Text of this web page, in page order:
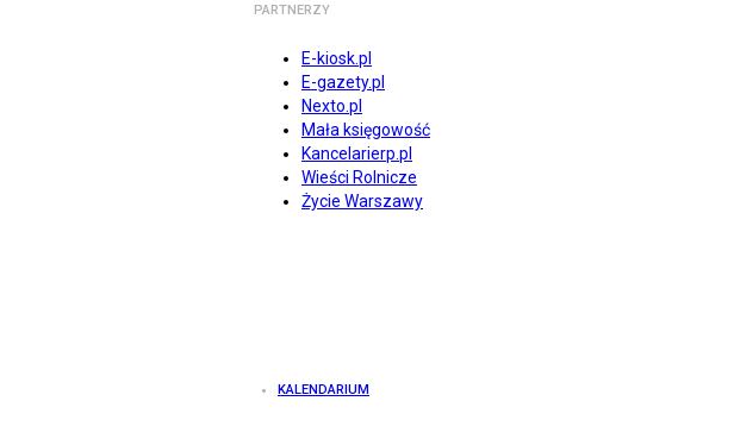
PARTNERZY
E-kiosk.pl
E-gazety.pl
Nexto.pl
Mała księgowość
Kancelarierp.pl
Wieści Rolnicze
Życie Warszawy
KALENDARIUM